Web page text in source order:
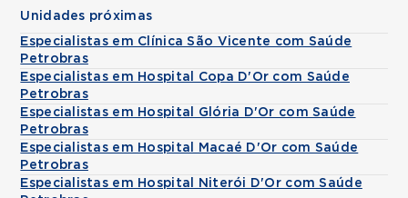
Unidades próximas
Especialistas em Clínica São Vicente com Saúde
Petrobras
Especialistas em Hospital Copa D'Or com Saúde
Petrobras
Especialistas em Hospital Glória D'Or com Saúde
Petrobras
Especialistas em Hospital Macaé D'Or com Saúde
Petrobras
Especialistas em Hospital Niterói D'Or com Saúde